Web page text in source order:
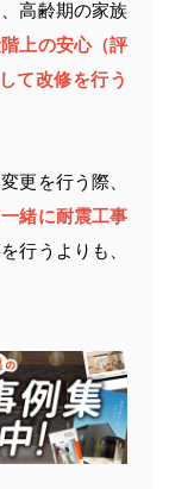
高齢期の家族
上の安心（評
て改修を行う
更を行う際、
緒に耐震工事
行うよりも、